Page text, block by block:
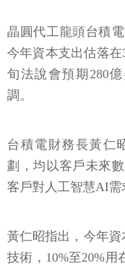
晶圓代工龍頭台積
今年資本支出估落在
旬法說會預期280
調。
台積電財務長黃仁
劃，均以客戶未來
客戶對人工智慧AI需
黃仁昭指出，今年資
技術，10%至20%用